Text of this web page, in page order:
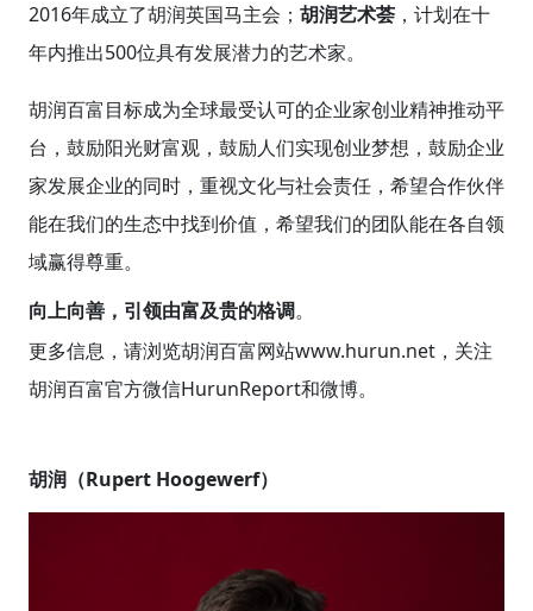
2016年成立了胡润英国马主会； 胡润艺术荟 ，计划在十
年内推出500位具有发展潜力的艺术家。
胡润百富目标成为全球最受认可的企业家创业精神推动平
台，鼓励阳光财富观，鼓励人们实现创业梦想，鼓励企业
家发展企业的同时，重视文化与社会责任，希望合作伙伴
能在我们的生态中找到价值，希望我们的团队能在各自领
域赢得尊重。
向上向善，引领由富及贵的格调。
更多信息，请浏览胡润百富网站www.hurun.net，关注
胡润百富官方微信HurunReport和微博。
胡润（Rupert Hoogewerf）